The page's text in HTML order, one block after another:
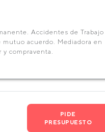
Accidentes de Trabajo
acuerdo. Mediadora en
compraventa.
PIDE
PRESUPUESTO